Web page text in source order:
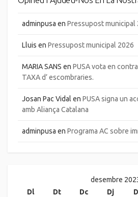
adminpusa en Pressupost municipal
Lluis en Pressupost municipal 2026
MARIA SANS en PUSA vota en
TAXA d’ escombraries.
Josan Pac Vidal en PUSA signa un
amb Aliança Catalana
adminpusa en Programa AC sobre
desembre
Dl
Dt Dc Dj